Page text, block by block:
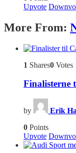
Upvote
More From:
1 Shares0 Votes
Finalisterne
by Erik
0 Points
Upvote